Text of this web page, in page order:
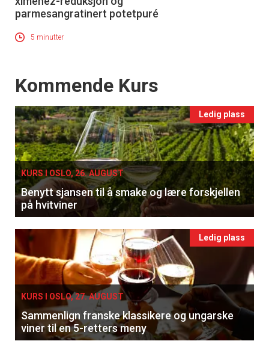
Apéritif
Vi tilbyr flere ukentlige nyhetsbrev. Du
kan fritt velge hvilke du ønsker å få
tilsendt.
Registrer deg
parmesangratinert potetpuré
5 minutter
Events
Kommende Kurs
Ledig plass
KURS I OSLO, 26. AUGUST
Benytt sjansen til å smake og lære forskjellen
på hvitviner
Ledig plass
KURS I OSLO, 27. AUGUST
Sammenlign franske klassikere og ungarske
viner til en 5-retters meny